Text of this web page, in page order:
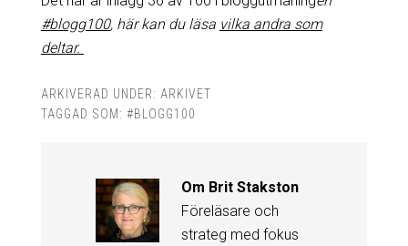
#blogg100, här kan du läsa vilka andra som
deltar.
ARKIVERAD UNDER: ARKIVET
TAGGAD SOM: #BLOGG100
Om Brit Stakston
Föreläsare och
strateg med fokus